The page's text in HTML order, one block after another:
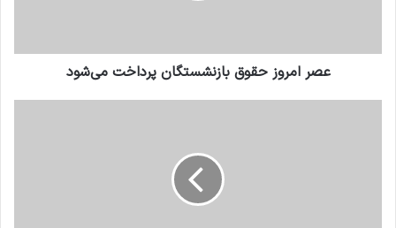
عصر امروز حقوق بازنشستگان پرداخت می‌شود